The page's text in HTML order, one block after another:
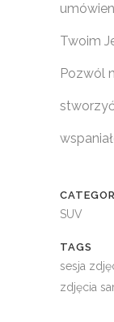
Twoim
Pozwól
SUV
TAGS
sesja
zdjęcia